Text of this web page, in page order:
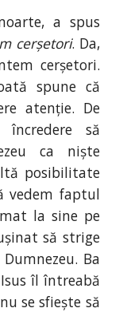
a spus
cerșetori. Da,
cerșetori.
spune că
atenție. De
să
ca niște
posibilitate
vedem faptul
la sine pe
să strige
Ba
îl întreabă
se sfiește să